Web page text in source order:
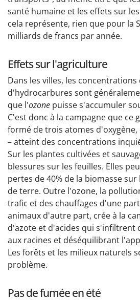
santé humaine et les effets sur
cela représente, rien que pour la
milliards de francs par année.
Effets sur l'agriculture
Dans les villes, les
d'hydrocarbures sont
que l'ozone puisse s'accumuler
C'est donc à la campagne que ce
formé de trois atomes
– atteint des concentrations
Sur les plantes cultivées et
blessures sur les feuilles. Elles
pertes de 40% de la biomasse
de terre. Outre l'ozone, la
trafic et des chauffages d'une
animaux d'autre part, crée à la
d'azote et d'acides qui s'infiltrent
aux racines et déséquilibrant
Les forêts et les milieux naturels
problème.
Pas de fumée en été